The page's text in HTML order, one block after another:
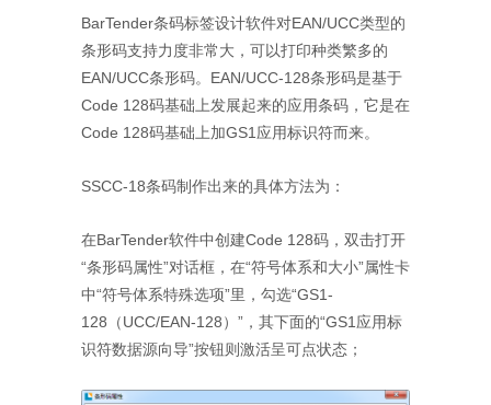
BarTender条码标签设计软件对EAN/UCC类型的
条形码支持力度非常大，可以打印种类繁多的
EAN/UCC条形码。EAN/UCC-128条形码是基于
Code 128码基础上发展起来的应用条码，它是在
Code 128码基础上加GS1应用标识符而来。
SSCC-18条码制作出来的具体方法为：
在BarTender软件中创建Code 128码，双击打开
“条形码属性”对话框，在“符号体系和大小”属性卡
中“符号体系特殊选项”里，勾选“GS1-
128（UCC/EAN-128）”，其下面的“GS1应用标
识符数据源向导”按钮则激活呈可点状态；